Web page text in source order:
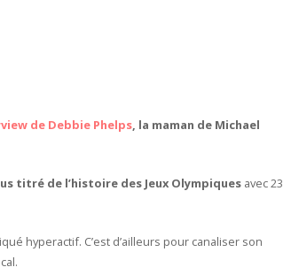
de Debbie Phelps, la maman de Michael
titré de l’histoire des Jeux Olympiques avec 23
hyperactif. C’est d’ailleurs pour canaliser son